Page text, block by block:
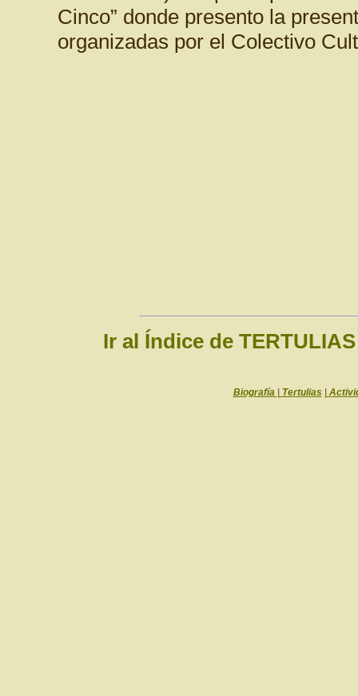
Cinco” donde presento la
organizadas por el Colectivo
Ir al Índice de TERTULIAS
Biografía Tertulias